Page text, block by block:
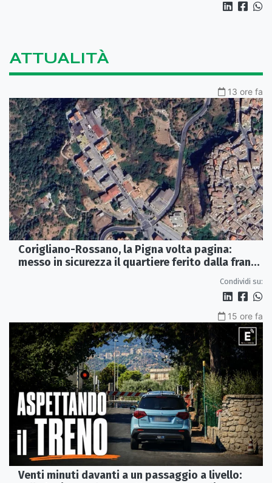
ATTUALITÀ
13 ore fa
Corigliano-Rossano, la Pigna volta pagina:
messo in sicurezza il quartiere ferito dalla frana
Condividi su:
15 ore fa
Venti minuti davanti a un passaggio a livello: